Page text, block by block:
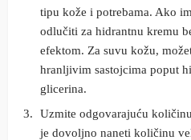
tipu kože i potrebama. Ako
odlučiti za hidrantnu kremu
efektom. Za suvu kožu,
hranljivim sastojcima poput
glicerina.
Uzmite odgovarajuću
je dovoljno naneti količinu